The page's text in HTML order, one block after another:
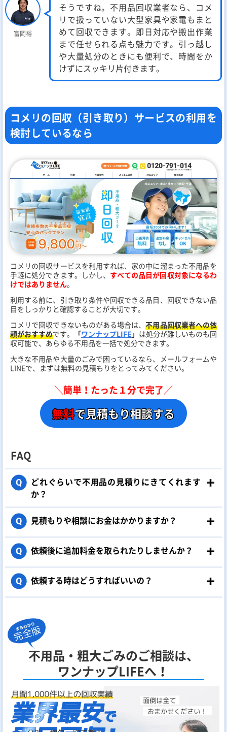
富岡裕
そうですね。不用品回収業者なら、コメ
リで扱っていない大型家具や家電もまと
めて回収できます。即日対応や搬出作業
まで任せられる点も魅力です。引っ越し
や大量処分のときにも便利で、時間をか
けずにスッキリ片付きます。
コメリの回収（引き取り）サービスの利用を
検討しているなら
コメリの回収サービスを利用すれば、家の中に溜まった不用品を
手軽に処分できます。しかし、 すべての品目が回収対象になるわ
けではありません。
利用する前に、引き取り条件や回収できる品目、回収できない品
目をしっかりと確認することが大切です。
コメリで回収できないものがある場合は、不用品回収業者への依
頼がおすすめです。 「ワンナップLIFE 」 は処分が難しいものも回
収可能で、あらゆる不用品を一括で処分できます。
大きな不用品や大量のごみで困っているなら、メールフォームや
LINEで、まずは無料の見積もりをとってみてください。
＼簡単！たった１分で完了／
無料で見積もり相談する
FAQ
Q
どれぐらいで不用品の見積りにきてくれます
か？
Q 見積もりや相談にお金はかかりますか？
Q 依頼後に追加料金を取られたりしませんか？
Q 依頼する時はどうすればいいの？
不用品・粗大ごみのご相談は、
ワンナップLIFEへ！